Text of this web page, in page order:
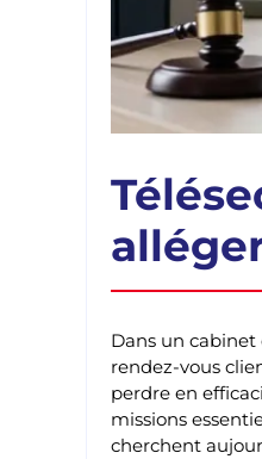
Dans un cabinet
rendez-vous
perdre en
missions
cherchent